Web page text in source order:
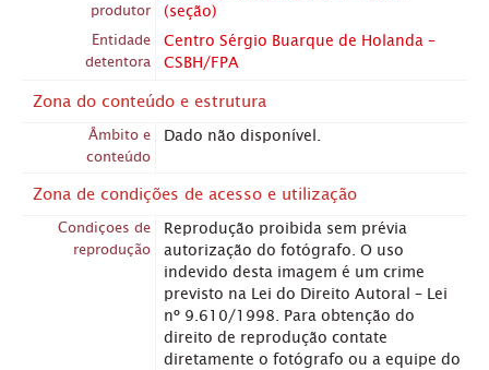
produtor
(seção)
Entidade
detentora
Centro Sérgio Buarque de Holanda –
CSBH/FPA
Zona do conteúdo e estrutura
Âmbito e
conteúdo
Dado não disponível.
Zona de condições de acesso e utilização
Condiçoes de
reprodução
Reprodução proibida sem prévia
autorização do fotógrafo. O uso
indevido desta imagem é um crime
previsto na Lei do Direito Autoral – Lei
nº 9.610/1998. Para obtenção do
direito de reprodução contate
diretamente o fotógrafo ou a equipe do